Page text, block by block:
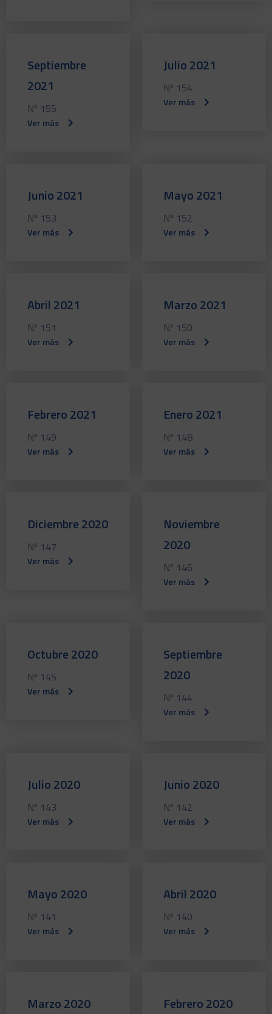
Septiembre
2021
Nº 155
Ver más
Julio 2021
Nº 154
Ver más
Junio 2021
Nº 153
Ver más
Mayo 2021
Nº 152
Ver más
Abril 2021
Nº 151
Ver más
Marzo 2021
Nº 150
Ver más
Febrero 2021
Nº 149
Ver más
Enero 2021
Nº 148
Ver más
Diciembre 2020
Nº 147
Ver más
Noviembre
2020
Nº 146
Ver más
Octubre 2020
Nº 145
Ver más
Septiembre
2020
Nº 144
Ver más
Julio 2020
Nº 143
Ver más
Junio 2020
Nº 142
Ver más
Mayo 2020
Nº 141
Ver más
Abril 2020
Nº 140
Ver más
Marzo 2020 Febrero 2020